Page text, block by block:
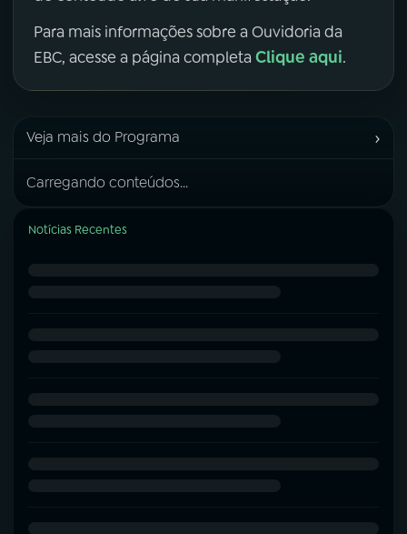
Para mais informações sobre a Ouvidoria da
EBC, acesse a página completa Clique aqui.
Veja mais do Programa ›
Carregando conteúdos...
Notícias Recentes